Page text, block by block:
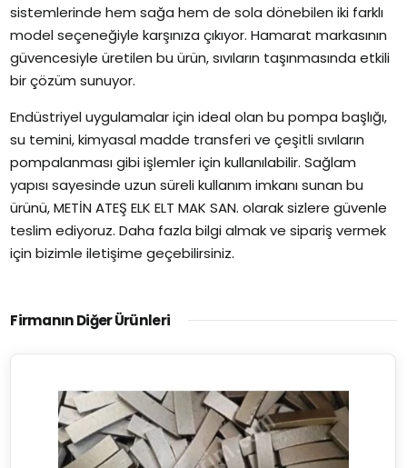
sistemlerinde hem sağa hem de sola dönebilen iki farklı
model seçeneğiyle karşınıza çıkıyor. Hamarat markasının
güvencesiyle üretilen bu ürün, sıvıların taşınmasında etkili
bir çözüm sunuyor.
Endüstriyel uygulamalar için ideal olan bu pompa başlığı,
su temini, kimyasal madde transferi ve çeşitli sıvıların
pompalanması gibi işlemler için kullanılabilir. Sağlam
yapısı sayesinde uzun süreli kullanım imkanı sunan bu
ürünü, METİN ATEŞ ELK ELT MAK SAN. olarak sizlere güvenle
teslim ediyoruz. Daha fazla bilgi almak ve sipariş vermek
için bizimle iletişime geçebilirsiniz.
Firmanın Diğer Ürünleri